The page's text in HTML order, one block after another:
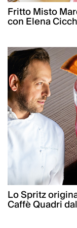
Fritto Misto
con Elena
Lo Spritz
Caffè Quadri